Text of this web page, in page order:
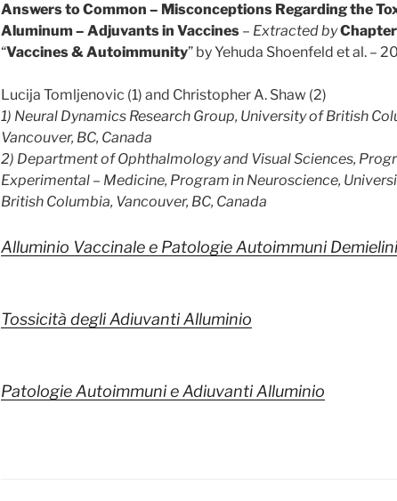
Answers to Common – Misconceptions Regarding the
Aluminum – Adjuvants in Vaccines – Extracted by
“Vaccines & Autoimmunity” by Yehuda Shoenfeld et al. –
Lucija Tomljenovic (1) and Christopher A. Shaw (2)
1) Neural Dynamics Research Group, University of British
Vancouver, BC, Canada
2) Department of Ophthalmology and Visual Sciences,
Experimental – Medicine, Program in Neuroscience,
British Columbia, Vancouver, BC, Canada
Alluminio Vaccinale e Patologie Autoimmuni
Tossicità degli Adiuvanti Alluminio
Patologie Autoimmuni e Adiuvanti Alluminio